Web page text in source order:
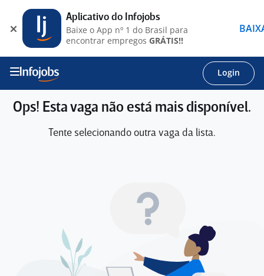
Login
Ops! Esta vaga não está mais disponível.
Tente selecionando outra vaga da lista.
Aplicativo do Infojobs
Baixe o App nº 1 do Brasil para
encontrar empregos GRÁTIS!!